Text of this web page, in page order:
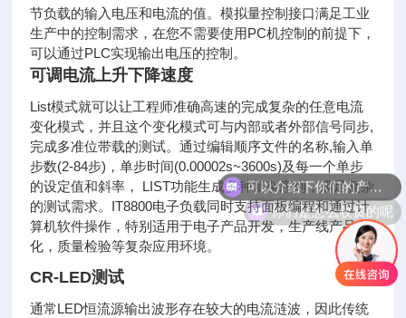
节负载的输入电压和电流的值。模拟量控制接口满足工业
生产中的控制需求，在您不需要使用PC机控制的前提下，
可以通过PLC实现输出电压的控制。
可调电流上升下降速度
List模式就可以让工程师准确高速的完成复杂的任意电流
变化模式，并且这个变化模式可与内部或者外部信号同步,
完成多准位带载的测试。通过编辑顺序文件的名称,输入单
步数(2-84步)，单步时间(0.00002s~3600s)及每一个单步
的设定值和斜率， LIST功能生成多种复杂序列，满足复杂
的测试需求。IT8800电子负载同时支持面板编程和通过计
算机软件操作，特别适用于电子产品开发，生产线产品老
化，质量检验等复杂应用环境。
CR-LED测试
通常LED恒流源输出波形存在较大的电流涟波，因此传统
你们是怎么收费的呢